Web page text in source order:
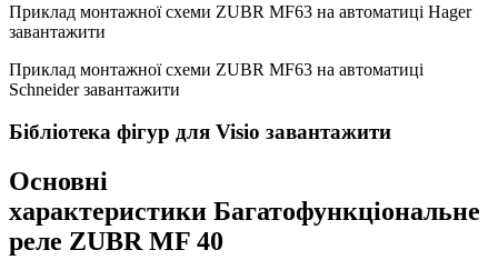
Приклад монтажної схеми ZUBR MF63 на автоматиці Hager
завантажити
Приклад монтажної схеми ZUBR MF63 на автоматиці
Schneider завантажити
Бібліотека фігур для Visio завантажити
Основні
характеристики Багатофункціональне
реле ZUBR MF 40